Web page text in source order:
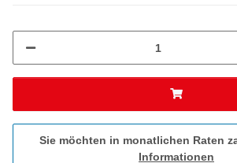
Sie möchten in monatlichen Raten
Informationen